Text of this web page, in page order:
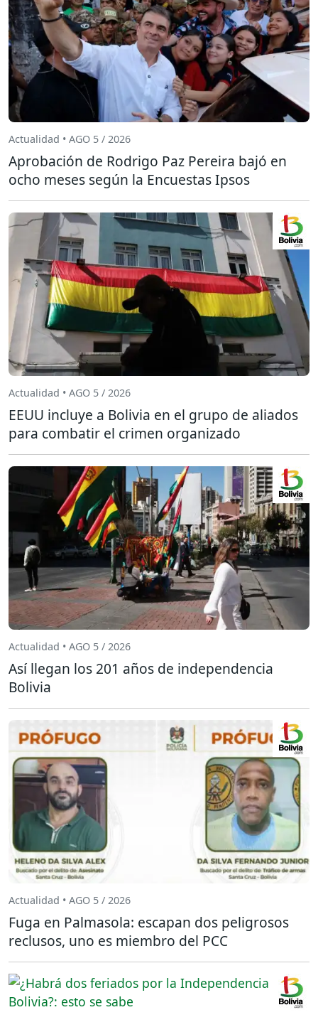
Actualidad • AGO 5 / 2026
Aprobación de Rodrigo Paz Pereira bajó en
ocho meses según la Encuestas Ipsos
Actualidad • AGO 5 / 2026
EEUU incluye a Bolivia en el grupo de aliados
para combatir el crimen organizado
Actualidad • AGO 5 / 2026
Así llegan los 201 años de independencia
Bolivia
Actualidad • AGO 5 / 2026
Fuga en Palmasola: escapan dos peligrosos
reclusos, uno es miembro del PCC